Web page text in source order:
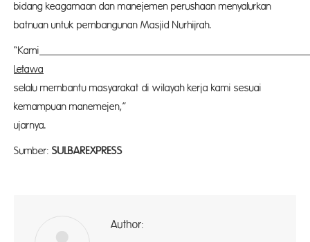
bidang keagamaan dan manejemen perushaan menyalurkan
batnuan untuk pembangunan Masjid Nurhijrah.
“Kami
Letawa
selalu membantu masyarakat di wilayah kerja kami sesuai
kemampuan manemejen,”
ujarnya.
Sumber: SULBAREXPRESS
Author: